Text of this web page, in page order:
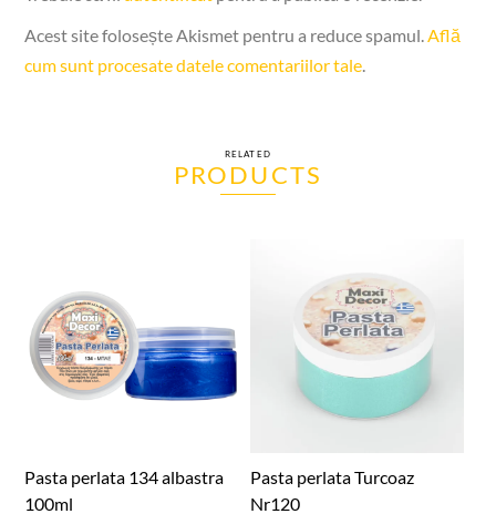
Acest site folosește Akismet pentru a reduce spamul. Află
cum sunt procesate datele comentariilor tale
RELATED
PRODUCTS
Pasta perlata 134 albastra
100ml
Pasta perlata Turcoaz
Nr120